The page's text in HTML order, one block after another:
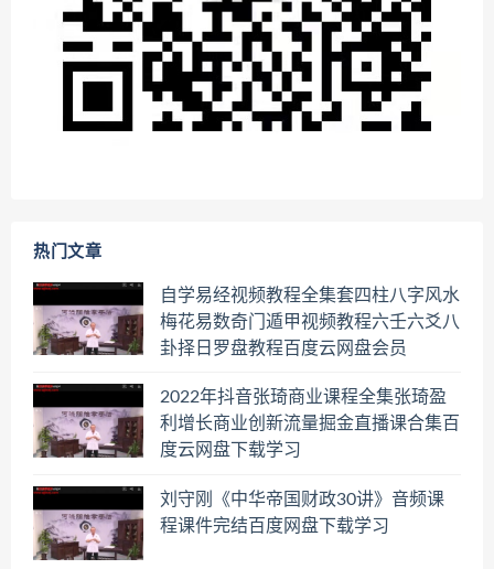
热门文章
自学易经视频教程全集套四柱八字风水
梅花易数奇门遁甲视频教程六壬六爻八
卦择日罗盘教程百度云网盘会员
2022年抖音张琦商业课程全集张琦盈
利增长商业创新流量掘金直播课合集百
度云网盘下载学习
刘守刚《中华帝国财政30讲》音频课
程课件完结百度网盘下载学习